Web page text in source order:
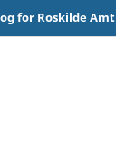
for Roskilde Amt